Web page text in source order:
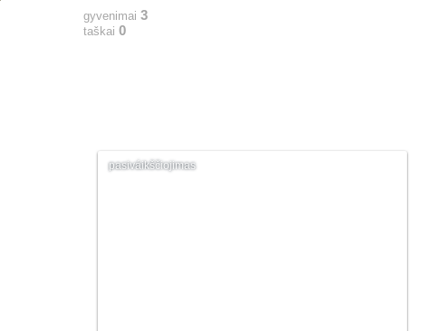
gyvenimai 3
taškai 0
pasiváikščiojimas